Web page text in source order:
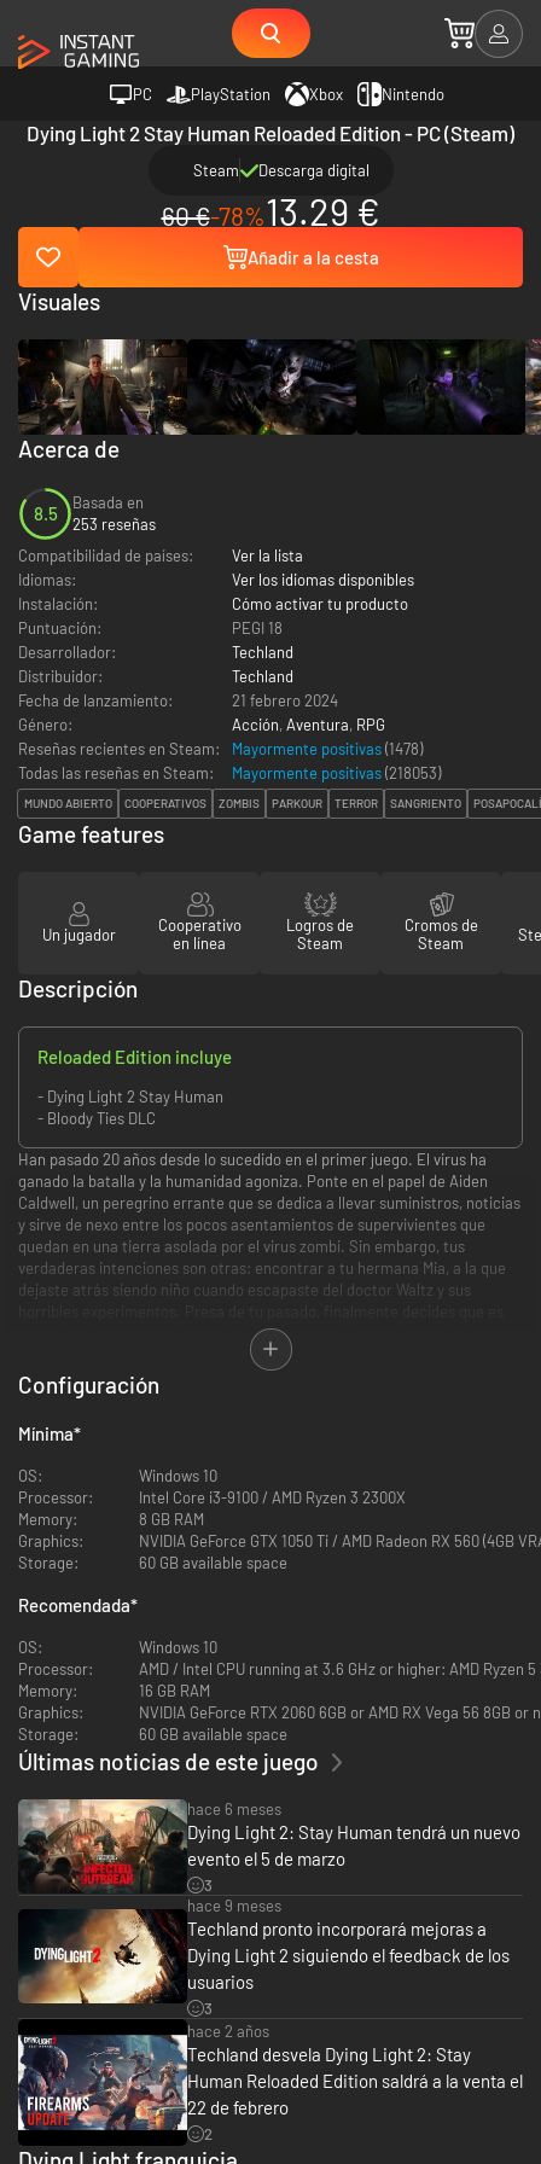
PC PlayStation Xbox Nintendo
Dying Light 2 Stay Human Reloaded Edition - PC (Steam)
Steam Descarga digital
60 €-78%13.29 €
Añadir a la cesta
Acerca de
8.5
Basada en
253 reseñas
Compatibilidad de países:
Ver la lista
Idiomas:
Ver los idiomas disponibles
Instalación:
Cómo activar tu producto
Puntuación:
PEGI 18
Desarrollador:
Techland
Distribuidor:
Techland
Fecha de lanzamiento:
21 febrero 2024
Género:
Acción, Aventura, RPG
Reseñas recientes en Steam:
Mayormente positivas(1478)
Todas las reseñas en Steam:
Mayormente positivas(218053)
MUNDO ABIERTO COOPERATIVOS ZOMBIS PARKOUR TERROR SANGRIENTO
Visuales
Game features
Un jugador
Cooperativo
en línea
Logros de
Steam
Cromos de
Steam
Descripción
Reloaded Edition incluye
- Dying Light 2 Stay Human
- Bloody Ties DLC
Han pasado 20 años desde lo sucedido en el primer juego. El virus ha
ganado la batalla y la humanidad agoniza. Ponte en el papel de Aiden
Caldwell, un peregrino errante que se dedica a llevar suministros, noticias
y sirve de nexo entre los pocos asentamientos de supervivientes que
quedan en una tierra asolada por el virus zombi. Sin embargo, tus
verdaderas intenciones son otras: encontrar a tu hermana Mia, a la que
dejaste atrás siendo niño cuando escapaste del doctor Waltz y sus
hora de enfrentarte a él cuando descubres que Mia puede seguir viva en
la última ciudad de la Tierra: Villedor.
Al poco tiempo te das cuenta de que la ciudad es un asentamiento
asediado por el conflicto. Tendrás que enfrentarte a tus enemigos en
para poder derrotar a las hordas de zombis y hacer aliados por igual.
de Villedor en busca de botines ocultos. ¡Ah! Y ten cuidado cuando caiga
la noche, pues es entonces cuando los monstruos se apoderan de las
calles.
Hace quince años, la humanidad fue devastada por la caída, un evento
catastrófico que cambiaría el mundo para siempre. Con el virus Harran
expandiéndose por todo el globo, la gente no tardó en darse cuenta de
que no había esperanza en el mañana. Para el año 2036, solo quedaban
unos cuantos asentamientos y la humanidad agonizaba, dando paso a una
nueva especie: hordas y hordas de zombis implacables.
Configuración
Mínima*
OS:
Windows 10
Processor:
Intel Core i3-9100 / AMD Ryzen 3 2300X
Memory:
8 GB RAM
Graphics:
NVIDIA GeForce GTX 1050 Ti / AMD Radeon RX 560 (4GB
Storage:
60 GB available space
Recomendada*
OS:
Windows 10
Processor:
AMD / Intel CPU running at 3.6 GHz or higher: AMD Ryzen
Memory:
16 GB RAM
Graphics:
NVIDIA GeForce RTX 2060 6GB or AMD RX Vega 56 8GB or
Storage:
60 GB available space
Últimas noticias de este juego
hace 6 meses
Dying Light 2: Stay Human tendrá un nuevo
evento el 5 de marzo
3
hace 9 meses
Techland pronto incorporará mejoras a
Dying Light 2 siguiendo el feedback de los
usuarios
3
hace 2 años
Techland desvela Dying Light 2: Stay
Human Reloaded Edition saldrá a la venta el
22 de febrero
2